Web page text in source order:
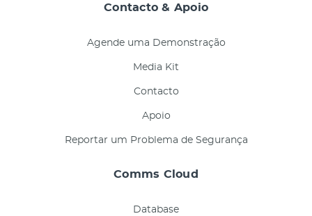
Contacto & Apoio
Agende uma Demonstração
Media Kit
Contacto
Apoio
Reportar um Problema de Segurança
Comms Cloud
Database